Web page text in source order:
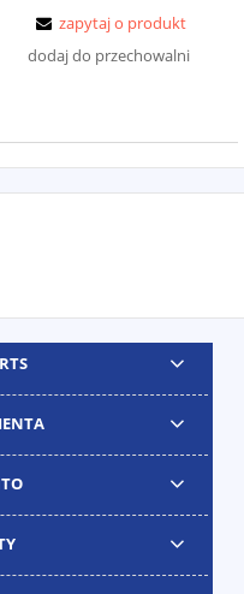
zapytaj o produkt
dodaj do przechowalni